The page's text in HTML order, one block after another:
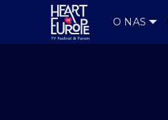
O NAS